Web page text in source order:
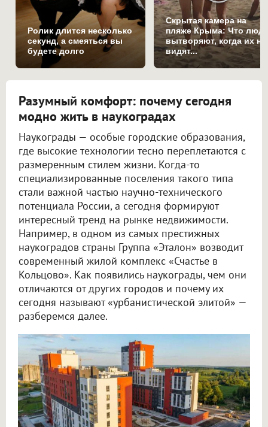
Ролик длится несколько
секунд, а смеяться вы
будете долго
Скрытая камера на
пляже Крыма: Что
вытворяют, когда их не
видят...
Разумный комфорт: почему сегодня
модно жить в наукоградах
Наукограды — особые городские образования,
где высокие технологии тесно переплетаются с
размеренным стилем жизни. Когда-то
специализированные поселения такого типа
стали важной частью научно-технического
потенциала России, а сегодня формируют
интересный тренд на рынке недвижимости.
Например, в одном из самых престижных
наукоградов страны Группа «Эталон» возводит
современный жилой комплекс «Счастье в
Кольцово». Как появились наукограды, чем они
отличаются от других городов и почему их
сегодня называют «урбанистической элитой» —
разберемся далее.